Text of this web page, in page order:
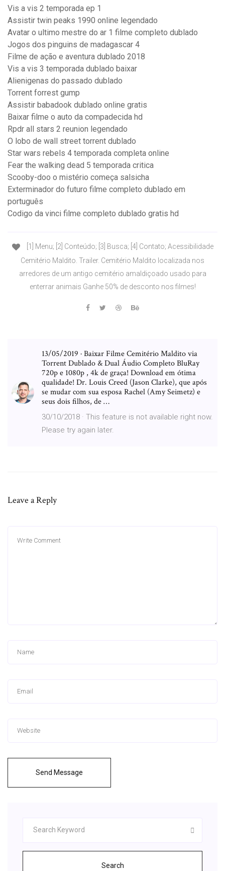
Vis a vis 2 temporada ep 1
Assistir twin peaks 1990 online legendado
Avatar o ultimo mestre do ar 1 filme completo dublado
Jogos dos pinguins de madagascar 4
Filme de ação e aventura dublado 2018
Vis a vis 3 temporada dublado baixar
Alienigenas do passado dublado
Torrent forrest gump
Assistir babadook dublado online gratis
Baixar filme o auto da compadecida hd
Rpdr all stars 2 reunion legendado
O lobo de wall street torrent dublado
Star wars rebels 4 temporada completa online
Fear the walking dead 5 temporada critica
Scooby-doo o mistério começa salsicha
Exterminador do futuro filme completo dublado em
português
Codigo da vinci filme completo dublado gratis hd
[1] Menu; [2] Conteúdo; [3] Busca; [4] Contato; Acessibilidade
Cemitério Maldito. Trailer. Cemitério Maldito localizada nos
arredores de um antigo cemitério amaldiçoado usado para
enterrar animais Ganhe 50% de desconto nos filmes!
13/05/2019 · Baixar Filme Cemitério Maldito via
Torrent Dublado & Dual Áudio Completo BluRay
720p e 1080p , 4k de graça! Download em ótima
qualidade! Dr. Louis Creed (Jason Clarke), que após
se mudar com sua esposa Rachel (Amy Seimetz) e
seus dois filhos, de …
30/10/2018 · This feature is not available right now.
Please try again later.
Leave a Reply
Send Message
Search